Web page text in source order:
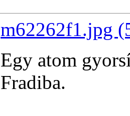
m62262f1.jpg
Egy atom
Fradiba.